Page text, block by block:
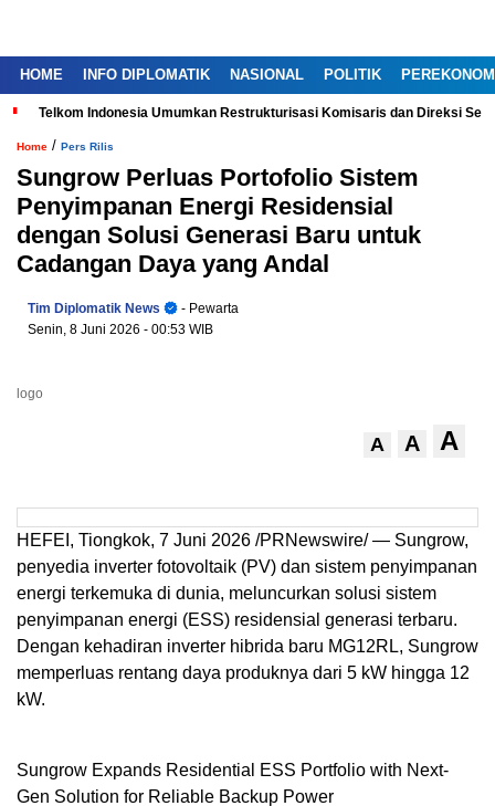
HOME INFO DIPLOMATIK NASIONAL POLITIK
Telkom Indonesia Umumkan Restrukturisasi Komisaris dan Direksi
Home / Pers Rilis
Sungrow Perluas Portofolio Sistem
Penyimpanan Energi Residensial
dengan Solusi Generasi Baru untuk
Cadangan Daya yang Andal
Tim Diplomatik News
- Pewarta
Senin, 8 Juni 2026 - 00:53 WIB
logo
A A A
HEFEI, Tiongkok, 7 Juni 2026 /PRNewswire/ — Sungrow,
penyedia inverter fotovoltaik (PV) dan sistem penyimpanan
energi terkemuka di dunia, meluncurkan solusi sistem
penyimpanan energi (ESS) residensial generasi terbaru.
Dengan kehadiran inverter hibrida baru MG12RL, Sungrow
memperluas rentang daya produknya dari 5 kW hingga 12
kW.
Sungrow Expands Residential ESS Portfolio with Next-
Gen Solution for Reliable Backup Power